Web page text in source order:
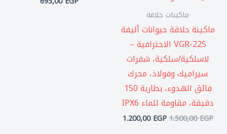
ماكينات حلاقة
ماكينة حلاقة حيوانات أليفة
VGR-225 الاحترافية –
لاسلكية/سلكية، شفرات
سيراميك وفولاذ، محرك
فائق الهدوء، بطارية 150
دقيقة، مقاومة للماء IPX6
1.500,00EGP
1.200,00EGP